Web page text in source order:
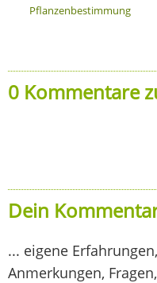
Pflanzenbestimmung
0 Kommentare
Dein
... eigene
Anmerkungen,